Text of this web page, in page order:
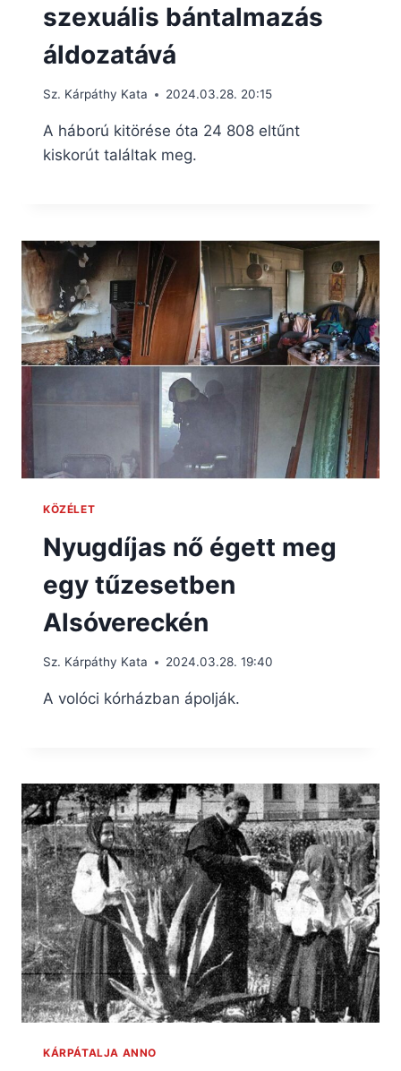
szexuális bántalmazás
áldozatává
Sz. Kárpáthy Kata 2024.03.28. 20:15
A háború kitörése óta 24 808 eltűnt
kiskorút találtak meg.
KÖZÉLET
Nyugdíjas nő égett meg
egy tűzesetben
Alsóvereckén
Sz. Kárpáthy Kata 2024.03.28. 19:40
A volóci kórházban ápolják.
KÁRPÁTALJA ANNO